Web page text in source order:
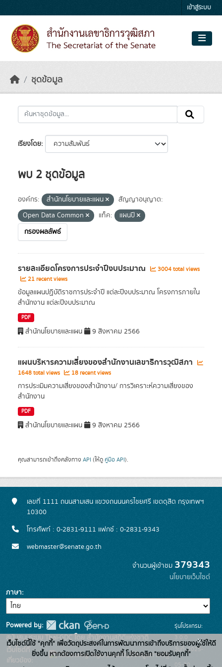
เข้าสู่ระบบ
ชุดข้อมูล
เรียงโดย
พบ 2 ชุดข้อมูล
องค์กร: สำนักนโยบายและแผน
สัญญาอนุญาต:
Open Data Common
แท็ค:
แผนปี
กรองผลลัพธ์
รายละเอียดโครงการประจำปีงบประมาณ
3004 total views
21 recent views
ข้อมูลแผนปฏิบัติราชการประจำปี แต่ละปีงบประมาณ โครงการภายใน
สำนักงาน แต่ละปีงบประมาณ
PDF
สำนักนโยบายและแผน 9 สิงหาคม 2566
แผนบริหารความเสี่ยงของสํานักงานเลขาธิการวุฒิสภา
1648 total views 18 recent views
การประเมิมความเสี่ยงของสำนักงาน/ การวิเคราะห์ความเสี่ยงของ
สำนักงาน
PDF
สำนักนโยบายและแผน 9 สิงหาคม 2566
คุณสามารถเข้าถึงคลังทาง API (ให้ดู คู่มือ API).
เลขที่ 1111 ถนนสามเสน แขวงถนนนครไชยศรี เขตดุสิต กรุงเทพฯ
10300
โทรศัพท์ : 0-2831-9111 แฟกซ์ : 0-2831-9343
webmaster@senate.go.th
จำนวนผู้เข้าชม 379343
นโยบายเว็บไซต์
ภาษา
Powered by:
สนับสนุนระบบ Thai-GDC โดย สำนักงานสถิติแห่งชาติ
เว็บไซต์ที่
เกี่ยวข้อง:
ระบบบัญชีข้อมูลภาครัฐ
รุ่นโปรแกรม:
3.0.0
วันที่: 2025-
05-30
เว็บไซต์นี้ใช้ "คุกกี้" เพื่อวัตถุประสงค์ในการพัฒนาการเข้าถึงบริการของผู้ใช้ให้ดี
ยิ่งขึ้น หากต้องการเปิดใช้งานคุกกี้ โปรดคลิก "ยอมรับคุกกี้"
x